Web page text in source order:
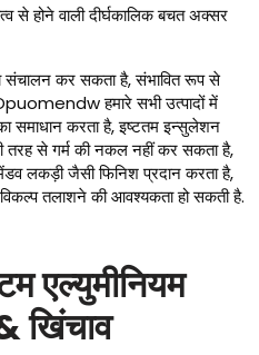
से होने वाली दीर्घकालिक बचत अक्सर
संचालन कर सकता है, संभावित रूप से
हमारे सभी उत्पादों में
समाधान करता है, इष्टतम इन्सुलेशन
तरह से गर्म की नकल नहीं कर सकता है,
लकड़ी जैसी फिनिश प्रदान करता है,
विकल्प तलाशने की आवश्यकता हो सकती है.
खिंचाव